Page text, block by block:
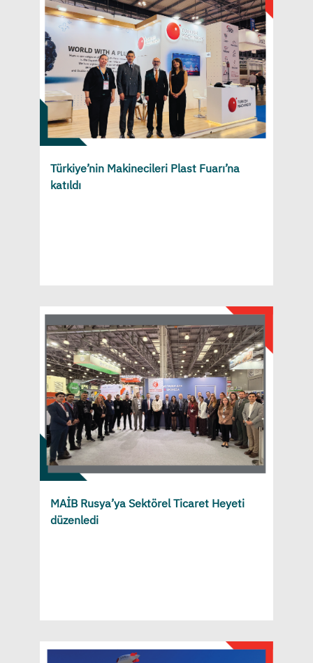
Türkiye’nin Makinecileri Plast Fuarı’na
katıldı
MAİB Rusya’ya Sektörel Ticaret Heyeti
düzenledi